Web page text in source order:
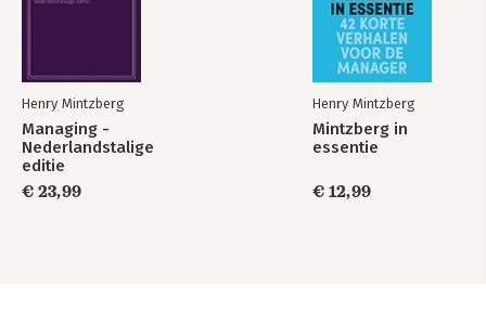
Henry Mintzberg
Managing -
Nederlandstalige
editie
€ 23,99
Henry Mintzberg
Mintzberg in
essentie
€ 12,99